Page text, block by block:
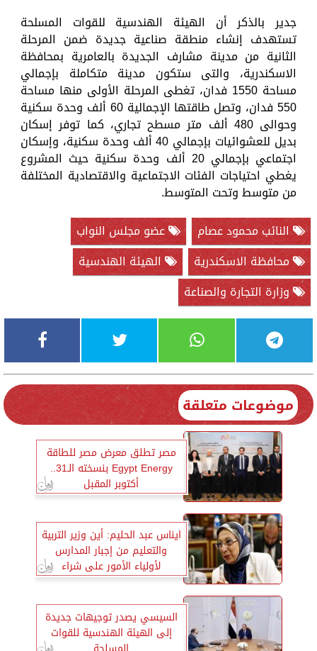
جدير بالذكر أن الهيئة الهندسية للقوات المسلحة
تستهدف إنشاء منطقة صناعية جديدة ضمن المرحلة
الثانية من مدينة مشارف الجديدة بالعامرية بمحافظة
الاسكندرية، والتى ستكون مدينة متكاملة بإجمالي
مساحة 1550 فدان، تغطى المرحلة الأولى منها مساحة
550 فدان، وتصل طاقتها الإجمالية 60 ألف وحدة سكنية
وحوالی 480 ألف متر مسطح تجاري، كما توفر إسكان
بديل للعشوائيات بإجمالي 40 ألف وحدة سكنية، وإسكان
اجتماعي بإجمالي 20 ألف وحدة سكنية حيث المشروع
يغطي احتياجات الفئات الاجتماعية والاقتصادية المختلفة
من متوسط وتحت المتوسط.
النائب محمود عصام
عضو مجلس النواب
محافظة الاسكندرية
الهيئة الهندسية
وزارة التجارة والصناعة
موضوعات متعلقة
مصر تطلق معرض مصر للطاقة
Egypt Energy بنسخته الـ31..
أكتوبر المقبل
ايناس عبد الحليم: أين وزير التربية
والتعليم من إجبار المدارس
لأولياء الأمور على شراء
المستلزمات المدرسية المبالغ
السيسي يصدر توجيهات جديدة
إلى الهيئة الهندسية للقوات